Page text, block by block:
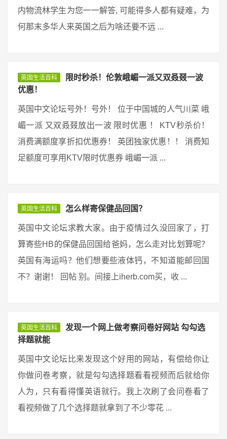
内物流林学生为您一一解答, 可能得多人都有疑难，为
何那末多华人来英国之后为啥还要不远 ...
英国生活百科
限时秒杀！伦敦峨嵋一派又双叒叕一波
优惠！
英国中文论坛号外！号外！ 位于中国城的人气川菜 峨
嵋一派 又双叒叕放出一波 限时优惠 ！ KTV秒杀价！
消费满额度享折扣优惠券！ 英团独家优惠！！ 消费知
足额度可享用KTV限时优惠券 峨嵋一派 ...
英国生活百科 怎么样寄保健品回国？
英国中文论坛求教大家。由于疫情过久没回家了，打
算寄些HB的保健品回国给爸妈，怎么走对比划算呢？
英国有海运吗？他们想要些液体钙，不知道能邮回国
不？谢谢！ 回帖 别。间接上iherb.com买，收 ...
英国生活百科
发现一个网上做考察问卷好网站 勾勾选
择题就能
英国中文论坛比来发现这个好用的网站，有偿给你让
你做问卷考察，就是勾勾选择题看看视频而后就给你
人为，只有看得懂英语就行。我上次刷了会问卷看了
看视频做了几个选择题就拿到了不少零花 ...